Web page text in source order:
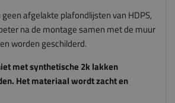
afgelakte plafondlijsten van HDPS,
na de montage samen met de muur
worden geschilderd.
met synthetische 2k lakken
Het materiaal wordt zacht en